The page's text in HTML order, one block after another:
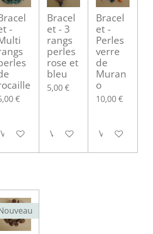
-
€
Voir les détails
Bracel
et - 3
rangs
perles
rose et
bleu
5,00 €
Voir les détails
Bracel
et -
Perles
verre
de
Muran
o
10,00 €
Voir les